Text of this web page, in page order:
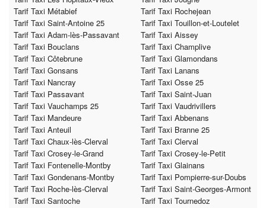
Tarif Taxi Métabief
Tarif Taxi Rochejean
Tarif Taxi Saint-Antoine 25
Tarif Taxi Touillon-et-Loutelet
Tarif Taxi Adam-lès-Passavant
Tarif Taxi Aissey
Tarif Taxi Bouclans
Tarif Taxi Champlive
Tarif Taxi Côtebrune
Tarif Taxi Glamondans
Tarif Taxi Gonsans
Tarif Taxi Lanans
Tarif Taxi Nancray
Tarif Taxi Osse 25
Tarif Taxi Passavant
Tarif Taxi Saint-Juan
Tarif Taxi Vauchamps 25
Tarif Taxi Vaudrivillers
Tarif Taxi Mandeure
Tarif Taxi Abbenans
Tarif Taxi Anteuil
Tarif Taxi Branne 25
Tarif Taxi Chaux-lès-Clerval
Tarif Taxi Clerval
Tarif Taxi Crosey-le-Grand
Tarif Taxi Crosey-le-Petit
Tarif Taxi Fontenelle-Montby
Tarif Taxi Glainans
Tarif Taxi Gondenans-Montby
Tarif Taxi Pompierre-sur-Doubs
Tarif Taxi Roche-lès-Clerval
Tarif Taxi Saint-Georges-Armont
Tarif Taxi Santoche
Tarif Taxi Tournedoz